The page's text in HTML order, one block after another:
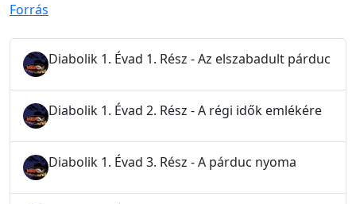
Forrás
Diabolik 1. Évad 1. Rész - Az elszabadult párduc
Diabolik 1. Évad 2. Rész - A régi idők emlékére
Diabolik 1. Évad 3. Rész - A párduc nyoma